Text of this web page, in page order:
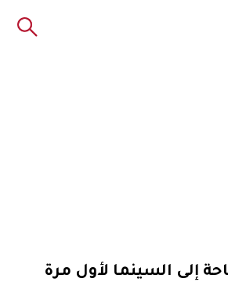
إلى السينما لأول مرة